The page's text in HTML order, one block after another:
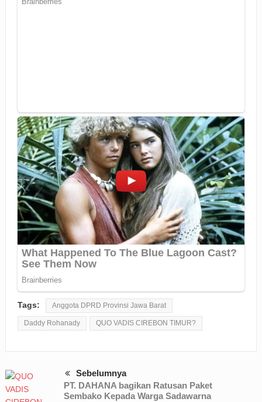
Tags: Anggota DPRD Provinsi Jawa Barat
Daddy Rohanady QUO VADIS CIREBON TIMUR?
Sebelumnya
PT. DAHANA bagikan Ratusan Paket
Sembako Kepada Warga Sadawarna